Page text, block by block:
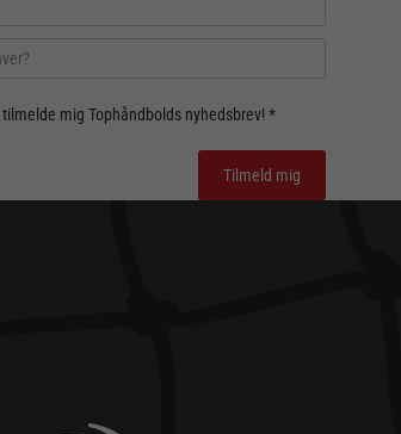
mig Tophåndbolds nyhedsbrev! *